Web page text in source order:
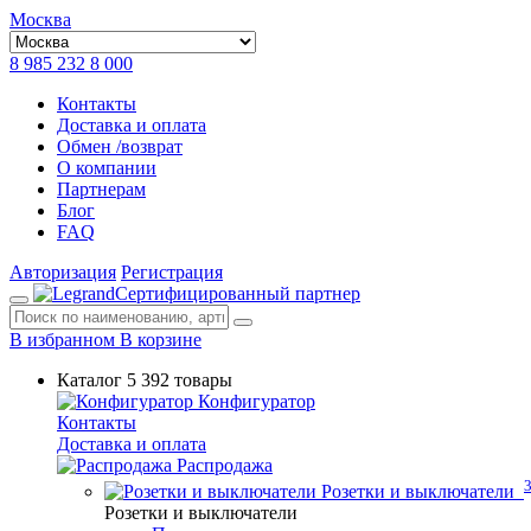
Москва
8 985 232 8 000
Контакты
Доставка и оплата
Обмен /возврат
О компании
Партнерам
Блог
FAQ
Авторизация Регистрация
Сертифицированный партнер
В избранном В корзине
Каталог 5 392 товары
Конфигуратор
Контакты
Доставка и оплата
Распродажа
Розетки и выключатели
Розетки и выключатели